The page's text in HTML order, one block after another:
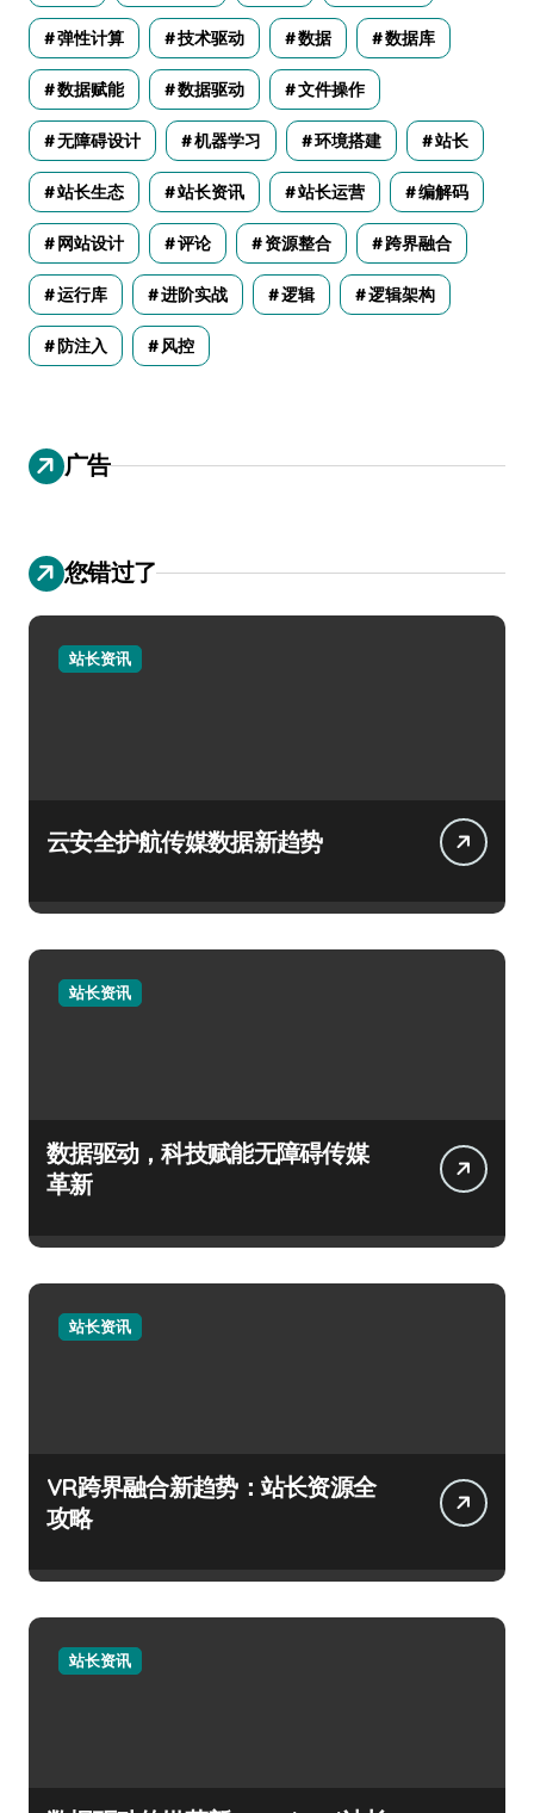
弹性计算 技术驱动 数据 数据库
数据赋能 数据驱动 文件操作
无障碍设计 机器学习 环境搭建 站长
站长生态 站长资讯 站长运营 编解码
网站设计 评论 资源整合 跨界融合
运行库 进阶实战 逻辑 逻辑架构
防注入 风控
广告
您错过了
站长资讯
云安全护航传媒数据新趋势
站长资讯
数据驱动，科技赋能无障碍传媒
革新
站长资讯
VR跨界融合新趋势：站长资源全
攻略
站长资讯